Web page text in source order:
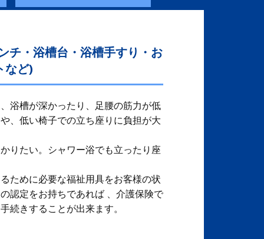
チ・浴槽台・浴槽手すり・お
など)
浴槽が深かったり、足腰の筋力が低
、低い椅子での立ち座りに負担が大
りたい。シャワー浴でも立ったり座
ために必要な福祉用具をお客様の状
認定をお持ちであれば 、介護保険で
続きすることが出来ます。